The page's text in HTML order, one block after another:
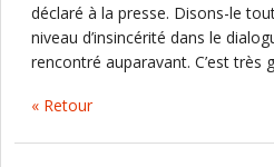
déclaré à la presse. Disons-le
niveau d’insincérité dans le
rencontré auparavant. C’est très
« Retour